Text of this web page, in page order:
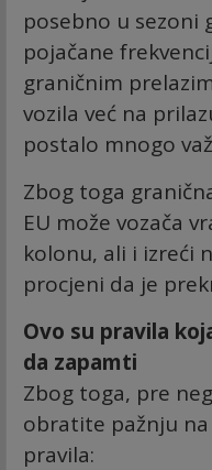
posebno u sezoni
pojačane
graničnim
vozila već na
postalo mnogo
Zbog toga
EU može vozača
kolonu, ali i izreći
procjeni da je
Ovo su pravila
da zapamti
Zbog toga, pre
obratite pažnju
pravila: